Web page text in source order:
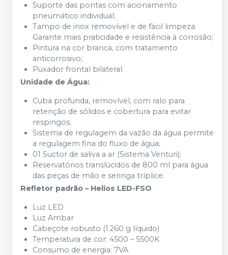
Suporte das pontas com acionamento
pneumático individual;
Tampo de inox removível e de fácil limpeza.
Garante mais praticidade e resistência à corrosão;
Pintura na cor branca, com tratamento
anticorrosivo;
Puxador frontal bilateral.
Unidade de Água:
Cuba profunda, removível, com ralo para
retenção de sólidos e cobertura para evitar
respingos;
Sistema de regulagem da vazão da água permite
a regulagem fina do fluxo de água;
01 Suctor de saliva a ar (Sistema Venturi);
Reservatórios translúcidos de 800 ml para água
das peças de mão e seringa tríplice.
Refletor padrão – Helios LED-FSO
Luz LED
Luz Ambar
Cabeçote robusto (1.260 g líquido)
Temperatura de cor: 4500 – 5500K
Consumo de energia: 7VA